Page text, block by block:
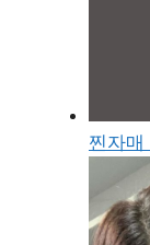
찐자매